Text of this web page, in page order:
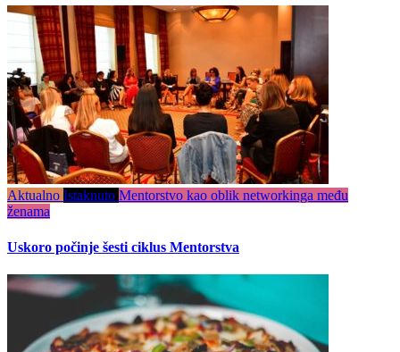
Aktualno Istaknuto Mentorstvo kao oblik networkinga među
ženama
Uskoro počinje šesti ciklus Mentorstva